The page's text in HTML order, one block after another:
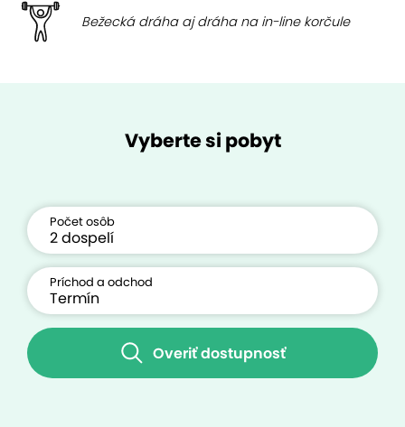
Bežecká dráha aj dráha na in-line korčule
Vyberte si pobyt
Počet osôb
Príchod a odchod
Overiť dostupnosť